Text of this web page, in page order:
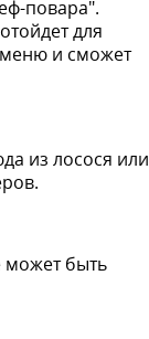
повара".
для
меню и сможет
из лосося или
может быть